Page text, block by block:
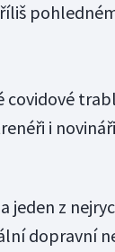
covidové
i
jeden z
dopravní